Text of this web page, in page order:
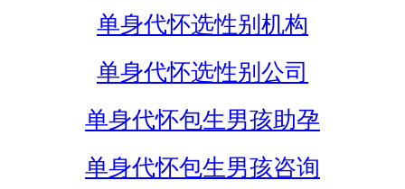
单身代怀选性别机构
单身代怀选性别公司
单身代怀包生男孩助孕
单身代怀包生男孩咨询